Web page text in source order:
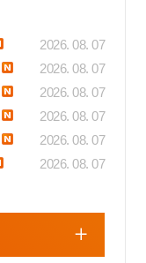
2026. 08. 07
2026. 08. 07
2026. 08. 07
2026. 08. 07
2026. 08. 07
2026. 08. 07